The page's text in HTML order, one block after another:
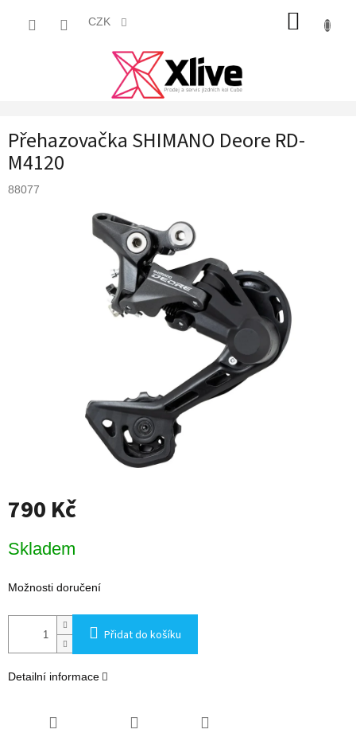
CZK
Přehazovačka SHIMANO Deore RD-
M4120
88077
790 Kč
cena:
Skladem
Možnosti doručení
Přidat do košíku
Detailní informace